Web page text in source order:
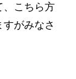
、こちら方
がみなさ